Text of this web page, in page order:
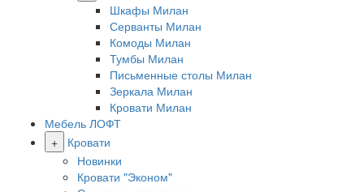
Шкафы Милан
Серванты Милан
Комоды Милан
Тумбы Милан
Письменные столы Милан
Зеркала Милан
Кровати Милан
Мебель ЛОФТ
+
Кровати
Новинки
Кровати "Эконом"